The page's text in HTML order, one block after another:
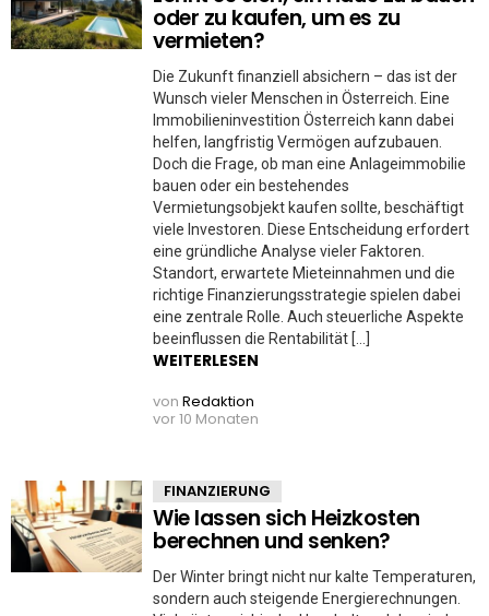
oder zu kaufen, um es zu
vermieten?
Die Zukunft finanziell absichern – das ist der
Wunsch vieler Menschen in Österreich. Eine
Immobilieninvestition Österreich kann dabei
helfen, langfristig Vermögen aufzubauen.
Doch die Frage, ob man eine Anlageimmobilie
bauen oder ein bestehendes
Vermietungsobjekt kaufen sollte, beschäftigt
viele Investoren. Diese Entscheidung erfordert
eine gründliche Analyse vieler Faktoren.
Standort, erwartete Mieteinnahmen und die
richtige Finanzierungsstrategie spielen dabei
eine zentrale Rolle. Auch steuerliche Aspekte
beeinflussen die Rentabilität […]
WEITERLESEN
von Redaktion
vor 10 Monaten
FINANZIERUNG
Wie lassen sich Heizkosten
berechnen und senken?
Der Winter bringt nicht nur kalte Temperaturen,
sondern auch steigende Energierechnungen.